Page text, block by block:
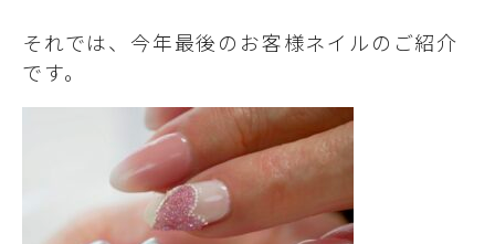
それでは、今年最後のお客様ネイルのご紹介
です。